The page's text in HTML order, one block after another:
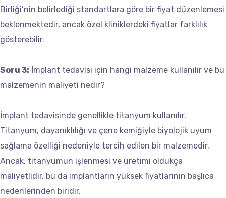
Birliği’nin belirlediği standartlara göre bir fiyat düzenlemesi
beklenmektedir, ancak özel kliniklerdeki fiyatlar farklılık
gösterebilir.
Soru 3: İmplant tedavisi için hangi malzeme kullanılır ve bu
malzemenin maliyeti nedir?
İmplant tedavisinde genellikle titanyum kullanılır.
Titanyum, dayanıklılığı ve çene kemiğiyle biyolojik uyum
sağlama özelliği nedeniyle tercih edilen bir malzemedir.
Ancak, titanyumun işlenmesi ve üretimi oldukça
maliyetlidir, bu da implantların yüksek fiyatlarının başlıca
nedenlerinden biridir.